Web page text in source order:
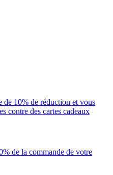
10% de réduction et vous
contre des cartes cadeaux
de la commande de votre